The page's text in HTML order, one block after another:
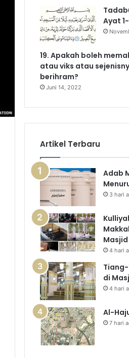
Ayat
19. Apakah boleh
atau viks atau
berihram?
Juni 14, 2022
Artikel Terbaru
Adab
3 hari
4 hari
di
4 hari
Al-
7 hari